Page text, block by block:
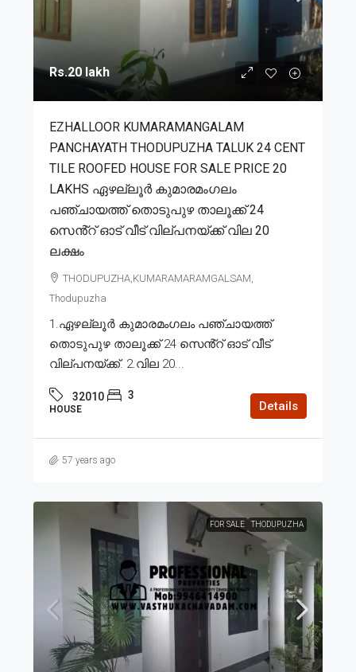
Rs.20 lakh
EZHALLOOR KUMARAMANGALAM
PANCHAYATH THODUPUZHA TALUK 24 CENT
TILE ROOFED HOUSE FOR SALE PRICE 20
LAKHS ഏഴല്ലൂർ കുമാരമംഗലം
പഞ്ചായത്ത് തൊടുപുഴ താലൂക്ക് 24
സെൻ്റ് ഓട് വീട് വില്പനയ്ക്ക് വില 20
ലക്ഷം
THODUPUZHA,KUMARAMARAMGALSAM,
Thodupuzha
1.ഏഴല്ലൂർ കുമാരമംഗലം പഞ്ചായത്ത്
തൊടുപുഴ താലൂക്ക് 24 സെൻ്റ് ഓട് വീട്
വില്പനയ്ക്ക്. 2.വില 20...
32010 3
HOUSE Details
57 years ago
FOR SALE THODUPUZHA